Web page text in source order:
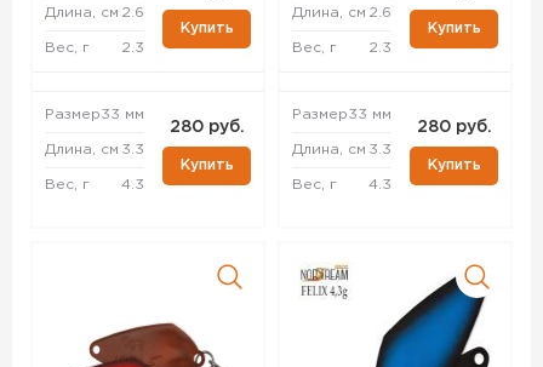
Длина, см 2.6
Вес, г 2.3
Купить
Размер33 мм
Длина, см 3.3
Вес, г 4.3
280 руб.
Купить
Длина, см 2.6
Вес, г 2.3
Купить
Размер33 мм
Длина, см 3.3
Вес, г 4.3
280 руб.
Купить